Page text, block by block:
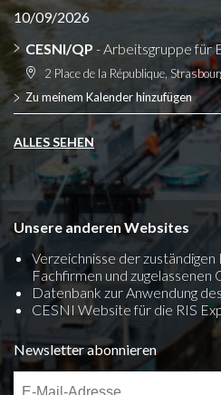
10/09/2026
CESNI/QP - Arbeitsgruppe für
2 Place de la République,
Zu meinem Kalender hinzufügen
ALLES SEHEN
Unsere anderen Websites
Verzeichnisse der
Fachfirmen und zugelassenen
Datenbank zur Anwendung
CESNI Website für die RIS
Newsletter abonnieren